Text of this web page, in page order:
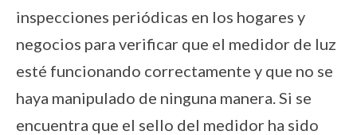
inspecciones periódicas en los hogares y
negocios para verificar que el medidor de luz
esté funcionando correctamente y que no se
haya manipulado de ninguna manera. Si se
encuentra que el sello del medidor ha sido